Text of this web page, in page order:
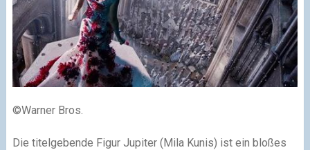
©Warner Bros.
Die titelgebende Figur Jupiter (Mila Kunis) ist ein bloßes